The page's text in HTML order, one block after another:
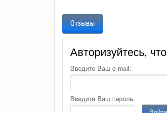
Отзывы
Авторизуйтесь,
Введите Ваш e-mail:
Введите Ваш пароль: